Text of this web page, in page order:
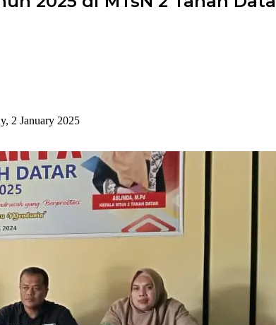
2 January 2025